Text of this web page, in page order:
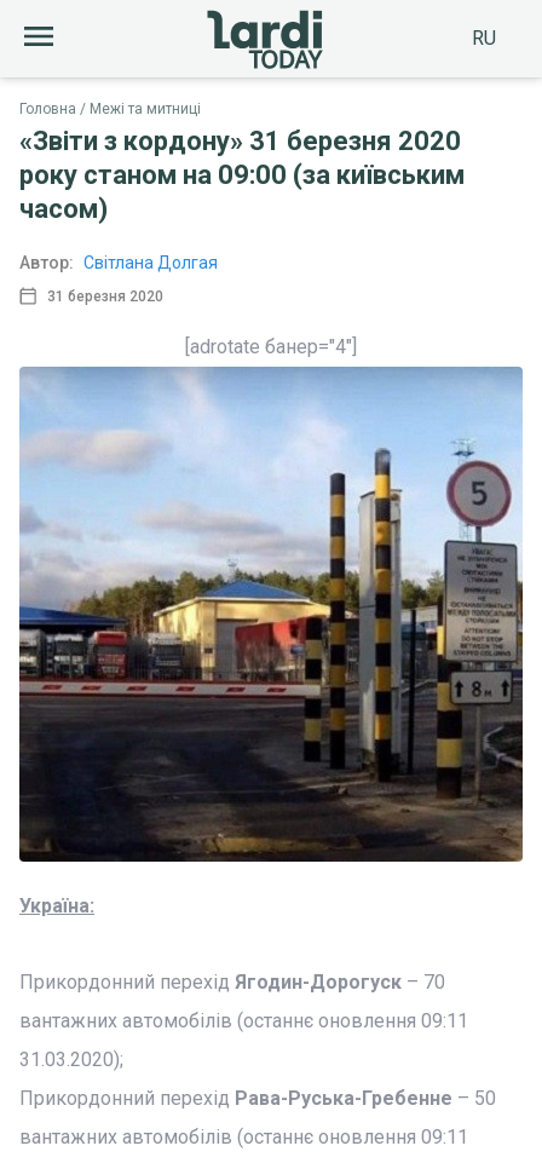
RU
Головна Межі та митниці
«Звіти з кордону» 31 березня 2020
року станом на 09:00 (за київським
часом)
31 березня 2020
Автор: Світлана Долгая
[adrotate банер="4"]
Україна:
Прикордонний перехід Ягодин-Дорогуск – 70
вантажних автомобілів (останнє оновлення 09:11
31.03.2020);
Прикордонний перехід Рава-Руська-Гребенне – 50
вантажних автомобілів (останнє оновлення 09:11